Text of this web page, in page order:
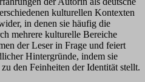
kulturellen Kontexten
in denen sie häufig die
mehrere kulturelle Bereiche
der Leser in Frage und feiert
Hintergründe, indem sie
den Feinheiten der Identität stellt.